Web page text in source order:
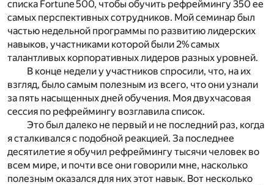
списка Fortune 500, чтобы обучить рефреймингу 350 ее
самых перспективных сотрудников. Мой семинар был
частью недельной программы по развитию лидерских
навыков, участниками которой были 2% самых
талантливых корпоративных лидеров разных уровней.
В конце недели у участников спросили, что, на их
взгляд, было самым полезным из всего, что они узнали
за пять насыщенных дней обучения. Моя двухчасовая
сессия по рефреймингу возглавила список.
Это был далеко не первый и не последний раз, когда
я сталкивался с подобной реакцией. За последнее
десятилетие я обучил рефреймингу тысячи человек во
всем мире, и почти все они говорили мне, насколько
полезным оказался для них этот навык. Вот несколько